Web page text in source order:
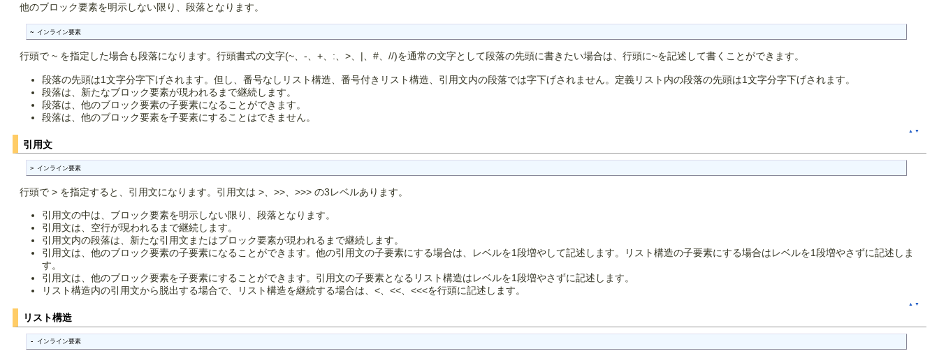
他のブロック要素を明示しない限り、段落となります。
~ インライン要素
行頭で ~ を指定した場合も段落になります。行頭書式の文字(~、-、+、:、>、|、#、//)を通常の文字として段落の先頭に書きたい場合は、行頭に~を記述して書くことができます。
段落の先頭は1文字分字下げされます。但し、番号なしリスト構造、番号付きリスト構造、引用文内の段落では字下げされません。定義リスト内の段落の先頭は1文字分字下げされます。
段落は、新たなブロック要素が現われるまで継続します。
段落は、他のブロック要素の子要素になることができます。
段落は、他のブロック要素を子要素にすることはできません。
▲ ▼
引用文
> インライン要素
行頭で > を指定すると、引用文になります。引用文は >、>>、>>> の3レベルあります。
引用文の中は、ブロック要素を明示しない限り、段落となります。
引用文は、空行が現われるまで継続します。
引用文内の段落は、新たな引用文またはブロック要素が現われるまで継続します。
引用文は、他のブロック要素の子要素になることができます。他の引用文の子要素にする場合は、レベルを1段増やして記述します。リスト構造の子要素にする場合はレベルを1段増やさずに記述しま
す。
引用文は、他のブロック要素を子要素にすることができます。引用文の子要素となるリスト構造はレベルを1段増やさずに記述します。
リスト構造内の引用文から脱出する場合で、リスト構造を継続する場合は、<、<<、<<<を行頭に記述します。
▲ ▼
リスト構造
- インライン要素